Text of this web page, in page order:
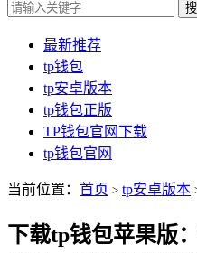
最新推荐
tp钱包
tp安卓版本
tp钱包正版
TP钱包官网下载
tp钱包官网
当前位置： 首页 > tp安卓版本
下载tp钱包苹果版